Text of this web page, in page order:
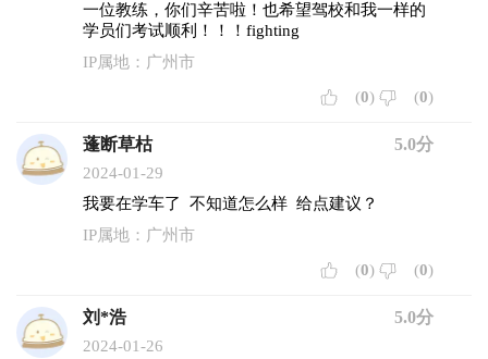
一位教练，你们辛苦啦！也希望驾校和我一样的
学员们考试顺利！！！fighting
IP属地：广州市
(0) (0)
蓬断草枯 5.0分
2024-01-29
我要在学车了 不知道怎么样 给点建议？
IP属地：广州市
(0) (0)
刘*浩 5.0分
2024-01-26